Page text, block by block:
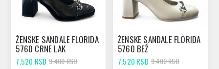
ŽENSKE SANDALE FLORIDA
5760 CRNE LAK
7.520 RSD 9.400 RSD
ŽENSKE SANDALE FLORIDA
5760 BEŽ
7.520 RSD 9.400 RSD